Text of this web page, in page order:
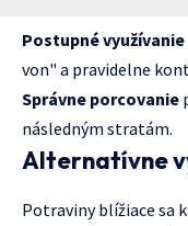
Postupné využívanie
von" a pravidelne
Správne porcovanie
následným stratám.
Alternatívne
Potraviny blížiace sa